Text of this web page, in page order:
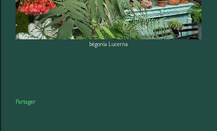
bégonia Lucerna
Partager